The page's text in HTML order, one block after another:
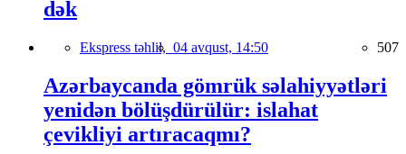
dək
Ekspress təhlil, 04 avqust, 14:50 507
Azərbaycanda gömrük səlahiyyətləri
yenidən bölüşdürülür: islahat
çevikliyi artıracaqmı?